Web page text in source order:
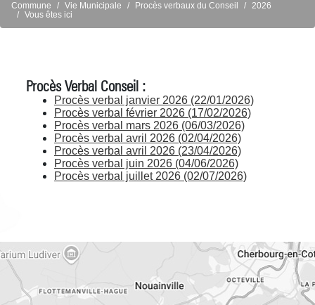
Commune Vie Municipale Procès verbaux du Conseil
2026
Vous êtes ici
Procès Verbal Conseil :
Procès verbal janvier 2026 (22/01/2026)
Procès verbal février 2026 (17/02/2026)
Procès verbal mars 2026 (06/03/2026)
Procès verbal avril 2026 (02/04/2026)
Procès verbal avril 2026 (23/04/2026)
Procès verbal juin 2026 (04/06/2026)
Procès verbal juillet 2026 (02/07/2026)